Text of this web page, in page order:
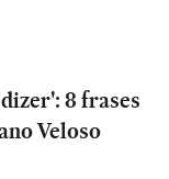
8 frases
Veloso